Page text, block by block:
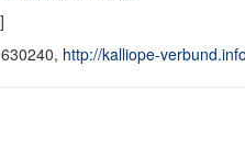
http://kalliope-